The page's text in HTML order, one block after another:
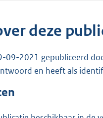
deze
09-2021 gepubliceerd
en heeft als